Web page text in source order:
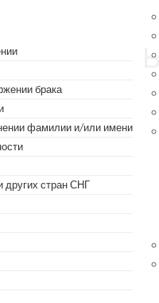
брака
фамилии и/или имени
стран СНГ